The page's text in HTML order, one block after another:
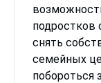
подростков
снять
семейных
побороться